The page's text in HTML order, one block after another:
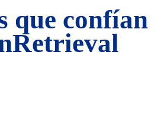
que confían